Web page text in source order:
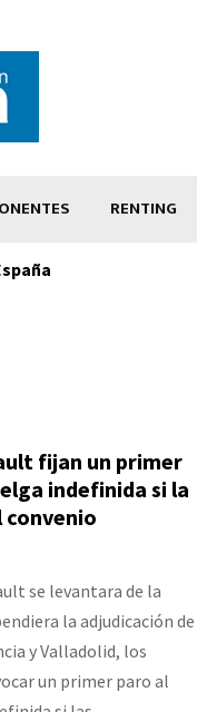
RENTING
fijan un primer
indefinida si la
convenio
se levantara de la
la adjudicación de
y Valladolid, los
un primer paro al